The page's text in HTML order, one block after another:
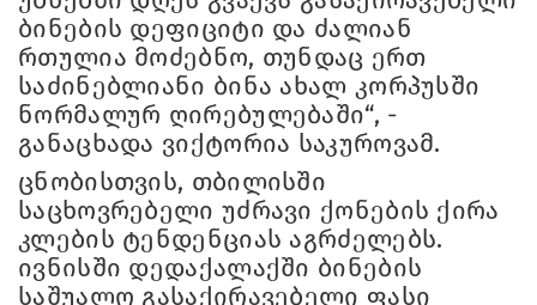
ბინების დეფიციტი და ძალიან
რთულია მოძებნო, თუნდაც ერთ
საძინებლიანი ბინა ახალ კორპუსში
ნორმალურ ღირებულებაში“, -
განაცხადა ვიქტორია საკუროვამ.
ცნობისთვის, თბილისში
საცხოვრებელი უძრავი ქონების ქირა
კლების ტენდენციას აგრძელებს.
ივნისში დედაქალაქში ბინების
საშუალო გასაქირავებელი ფასი